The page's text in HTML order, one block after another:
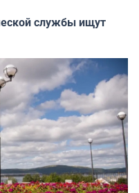
службы ищут